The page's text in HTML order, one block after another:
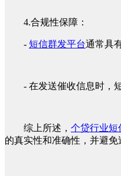
4.合规性保障：
- 短信群发平台通常具
- 在发送催收信息时，
综上所述， 个贷行业短
的真实性和准确性，并避